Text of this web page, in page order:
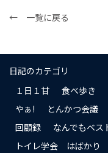
← 一覧に戻る
日記のカテゴリ
１日１甘
食べ歩き
やぁ!
とんかつ会議
回顧録
なんでもベス
トイレ学会 はばかり